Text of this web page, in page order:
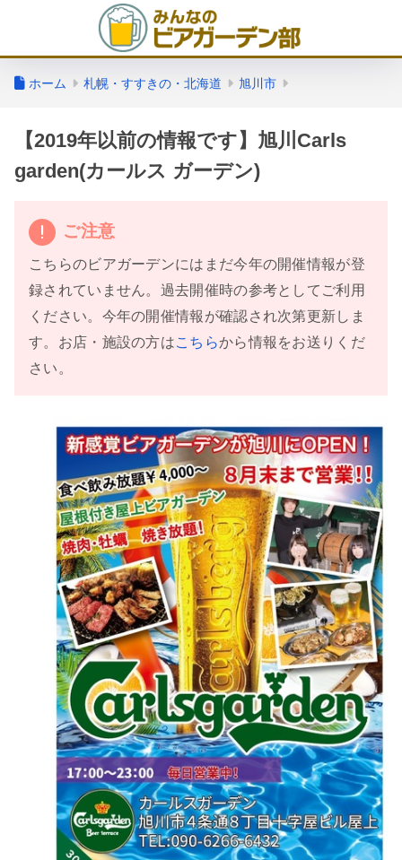
ホーム 札幌・すすきの・北海道 旭川市
【2019年以前の情報です】旭川Carls
garden(カールス ガーデン)
ご注意
こちらのビアガーデンにはまだ今年の開催情報が登
録されていません。過去開催時の参考としてご利用
ください。今年の開催情報が確認され次第更新しま
す。お店・施設の方はこちらから情報をお送りくだ
さい。